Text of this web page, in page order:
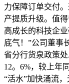
力保障订单交付
产提质升级。值
高成长的科技企
底气！”公司董事
省分行货泉政策
12。6%，较上年
“活水”加快涌流